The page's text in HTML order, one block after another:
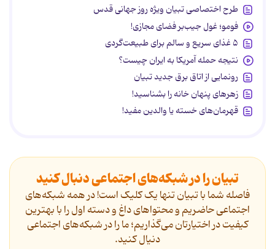
طرح اختصاصی تبیان ویژه روز جهانی قدس
فومو؛ غول جیب‌بر فضای مجازی!
۵ غذای سریع و سالم برای طبیعت‌گردی
نتیجه حمله آمریکا به ایران چیست؟
رونمایی از اتاق برق جدید تبیان
زهرهای پنهان خانه را بشناسید!
قهرمان‌های خسته یا والدین مفید!
تبیان را در شبکه‌های اجتماعی دنبال کنید
فاصله شما با تبیان تنها یک کلیک است! در همه شبکه‌های
اجتماعی حاضریم و محتواهای داغ و دسته اول را با بهترین
کیفیت در اختیارتان می‌گذاریم؛ ما را در شبکه‌های اجتماعی
دنیال کنید.